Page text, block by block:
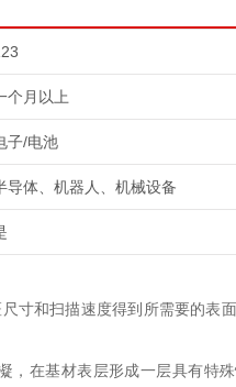
个月以上
子/电池
导体、机器人、机械设备
寸和扫描速度得到所需要的表
，在基材表层形成一层具有特